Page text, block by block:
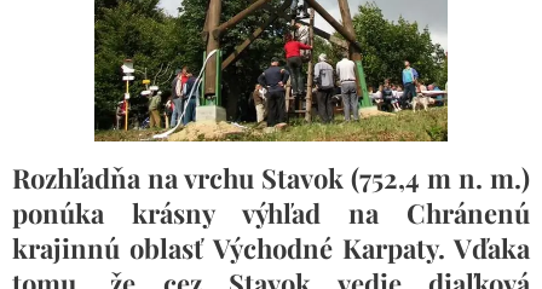
Rozhľadňa na vrchu Stavok (752,4 m n. m.)
ponúka krásny výhľad na Chránenú
krajinnú oblasť Východné Karpaty. Vďaka